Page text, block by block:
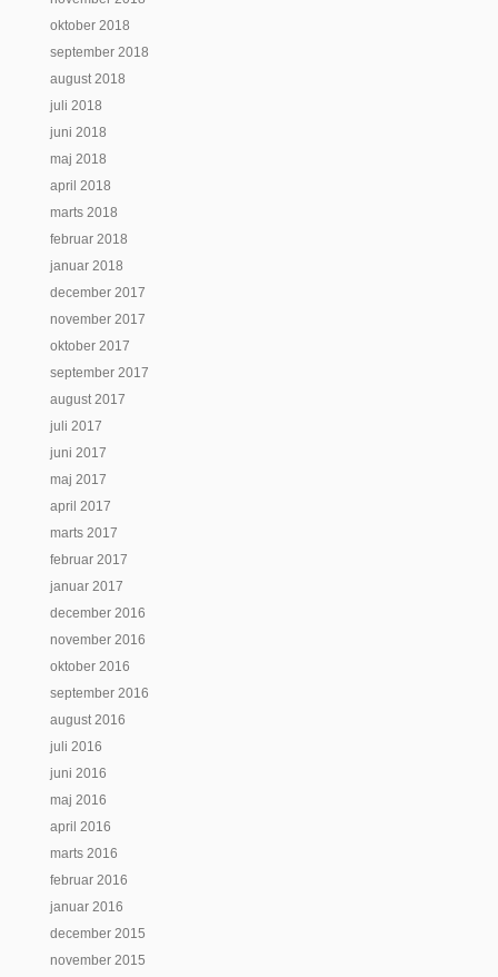
oktober 2018
september 2018
august 2018
juli 2018
juni 2018
maj 2018
april 2018
marts 2018
februar 2018
januar 2018
december 2017
november 2017
oktober 2017
september 2017
august 2017
juli 2017
juni 2017
maj 2017
april 2017
marts 2017
februar 2017
januar 2017
december 2016
november 2016
oktober 2016
september 2016
august 2016
juli 2016
juni 2016
maj 2016
april 2016
marts 2016
februar 2016
januar 2016
december 2015
november 2015